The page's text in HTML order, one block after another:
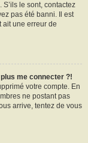
le sont, contactez
pas été banni. Il est
ait une erreur de
me connecter ?!
votre compte. En
ne postant pas
arrive, tentez de vous